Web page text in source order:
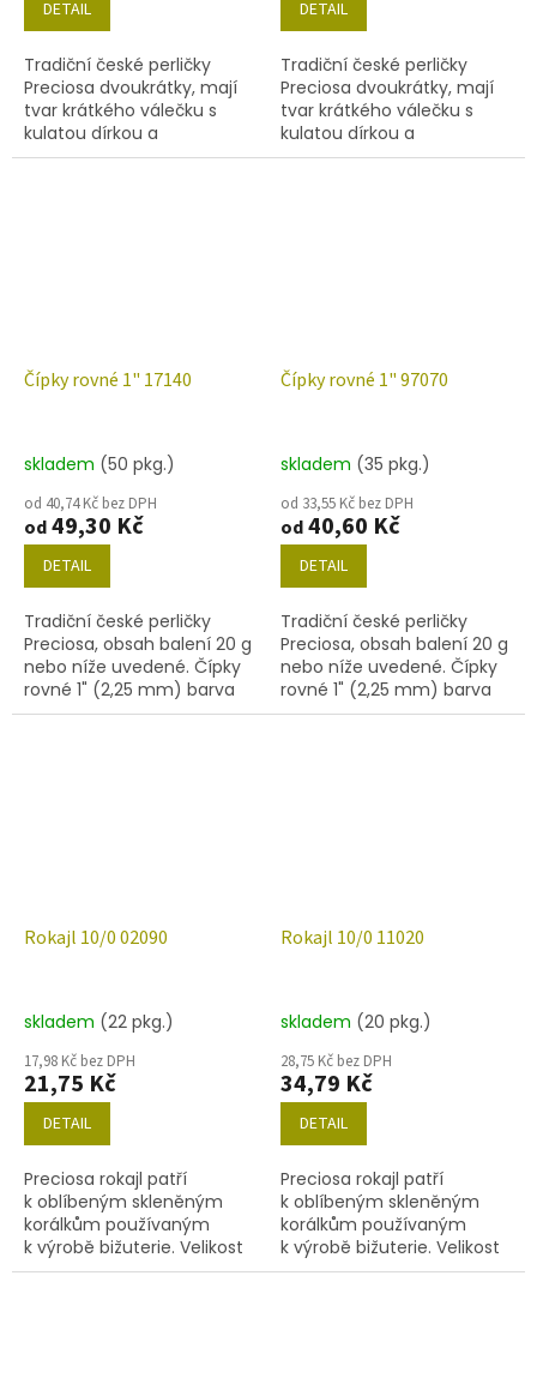
DETAIL
Tradiční české perličky
Preciosa dvoukrátky, mají
tvar krátkého válečku s
kulatou dírkou a
šestihranným povrchem.
DETAIL
Tradiční české perličky
Preciosa dvoukrátky, mají
tvar krátkého válečku s
kulatou dírkou a
šestihranným povrchem.
Čípky rovné 1" 17140
skladem (50 pkg.)
od 40,74 Kč bez DPH
od49,30 Kč
DETAIL
Tradiční české perličky
Preciosa, obsah balení 20 g
nebo níže uvedené. Čípky
rovné 1" (2,25 mm) barva
17140
Čípky rovné 1" 97070
skladem (35 pkg.)
od 33,55 Kč bez DPH
od40,60 Kč
DETAIL
Tradiční české perličky
Preciosa, obsah balení 20 g
nebo níže uvedené. Čípky
rovné 1" (2,25 mm) barva
97070
Rokajl 10/0 02090
skladem (22 pkg.)
17,98 Kč bez DPH
21,75 Kč
DETAIL
Preciosa rokajl patří
k oblíbeným skleněným
korálkům používaným
k výrobě bižuterie. Velikost
10/0 (2,2-2,4mm), barva
Rokajl 10/0 11020
skladem (20 pkg.)
28,75 Kč bez DPH
34,79 Kč
DETAIL
Preciosa rokajl patří
k oblíbeným skleněným
korálkům používaným
k výrobě bižuterie. Velikost
10/0 (2,2-2,4 mm), barva